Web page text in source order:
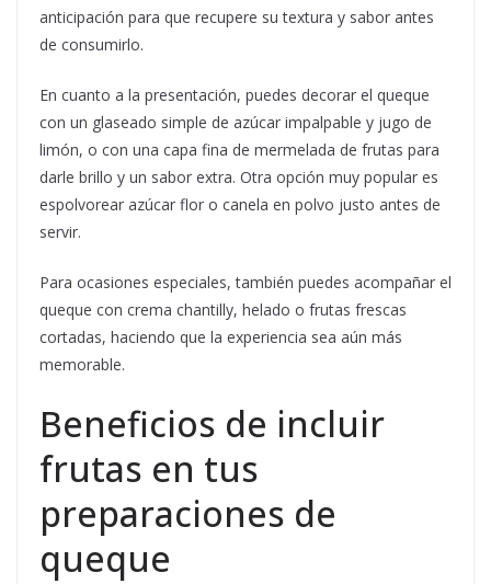
anticipación para que recupere su textura y sabor antes
de consumirlo.
En cuanto a la presentación, puedes decorar el queque
con un glaseado simple de azúcar impalpable y jugo de
limón, o con una capa fina de mermelada de frutas para
darle brillo y un sabor extra. Otra opción muy popular es
espolvorear azúcar flor o canela en polvo justo antes de
servir.
Para ocasiones especiales, también puedes acompañar el
queque con crema chantilly, helado o frutas frescas
cortadas, haciendo que la experiencia sea aún más
memorable.
Beneficios de incluir
frutas en tus
preparaciones de
queque